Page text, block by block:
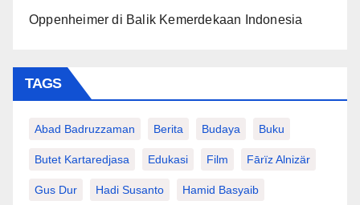
Oppenheimer di Balik Kemerdekaan Indonesia
TAGS
Abad Badruzzaman Berita Budaya Buku
Butet Kartaredjasa Edukasi Film Fārïz Alnizär
Gus Dur Hadi Susanto Hamid Basyaib